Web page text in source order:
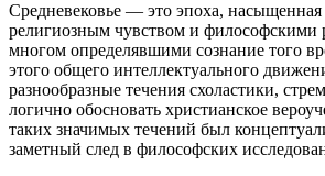
Средневековье — это эпоха,
религиозным чувством и философскими
многом определявшими сознание того
этого общего интеллектуального
разнообразные течения схоластики,
логично обосновать христианское
таких значимых течений был
заметный след в философских